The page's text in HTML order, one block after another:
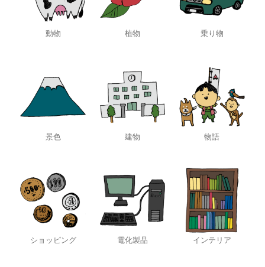
動物 植物 乗り物
景色 建物 物語
ショッピング 電化製品 インテリア